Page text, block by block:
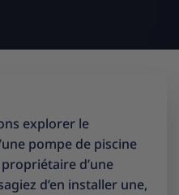
explorer le
pompe de piscine
d’une
d’en installer une,